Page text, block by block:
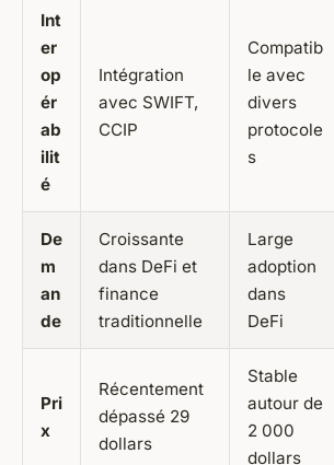
Int
er
op
ér
ab
ilit
é
Intégration
avec SWIFT,
CCIP
Compatib
le avec
divers
protocole
s
De
m
an
de
Croissante
dans DeFi et
finance
traditionnelle
Large
adoption
dans
DeFi
Pri
x
Récentement
dépassé 29
dollars
Stable
autour de
2 000
dollars